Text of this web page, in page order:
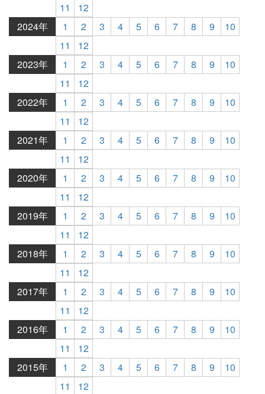
11
12
2024年
1 2 3 4 5 6 7 8 9
10
11
12
2023年
1 2 3 4 5 6 7 8 9
10
11
12
2022年
1 2 3 4 5 6 7 8 9
10
11
12
2021年
1 2 3 4 5 6 7 8 9
10
11
12
2020年
1 2 3 4 5 6 7 8 9
10
11
12
2019年
1 2 3 4 5 6 7 8 9
10
11
12
2018年
1 2 3 4 5 6 7 8 9
10
11
12
2017年
1 2 3 4 5 6 7 8 9
10
11
12
2016年
1 2 3 4 5 6 7 8 9
10
11
12
2015年
1 2 3 4 5 6 7 8 9
10
11
12